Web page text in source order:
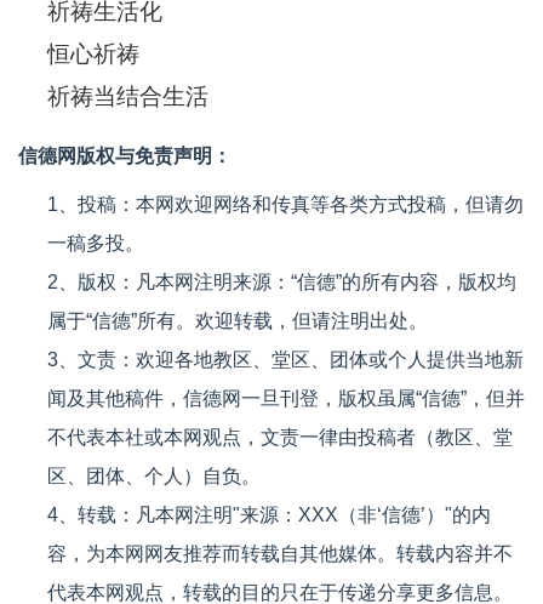
祈祷生活化
恒心祈祷
祈祷当结合生活
信德网版权与免责声明：
1、投稿：本网欢迎网络和传真等各类方式投稿，但请勿
一稿多投。
2、版权：凡本网注明来源：“信德”的所有内容，版权均
属于“信德”所有。欢迎转载，但请注明出处。
3、文责：欢迎各地教区、堂区、团体或个人提供当地新
闻及其他稿件，信德网一旦刊登，版权虽属“信德”，但并
不代表本社或本网观点，文责一律由投稿者（教区、堂
区、团体、个人）自负。
4、转载：凡本网注明"来源：XXX（非‘信德’）"的内
容，为本网网友推荐而转载自其他媒体。转载内容并不
代表本网观点，转载的目的只在于传递分享更多信息。